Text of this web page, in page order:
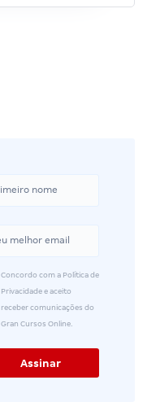
Concordo com a Política de
Privacidade e aceito
receber comunicações do
Gran Cursos Online.